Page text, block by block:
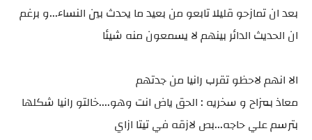
بعد ان تمازحو قليلا تابعو من بعيد ما يحدث بين النساء...و برغم
ان الحديث الدائر بينهم لا يسمعون منه شيئا
الا انهم لاحظو تقرب رانيا من جدتهم
معاذ بمزاح و سخريه : الحق ياض انت وهو....خالتو رانيا شكلها
بترسم علي حاجه...بص لازقه في تيتا ازاي